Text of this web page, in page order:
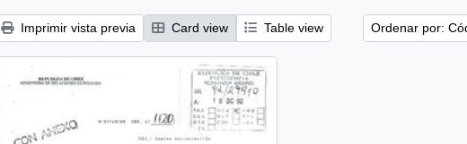
Imprimir vista previa Card view Table view Ordenar por: